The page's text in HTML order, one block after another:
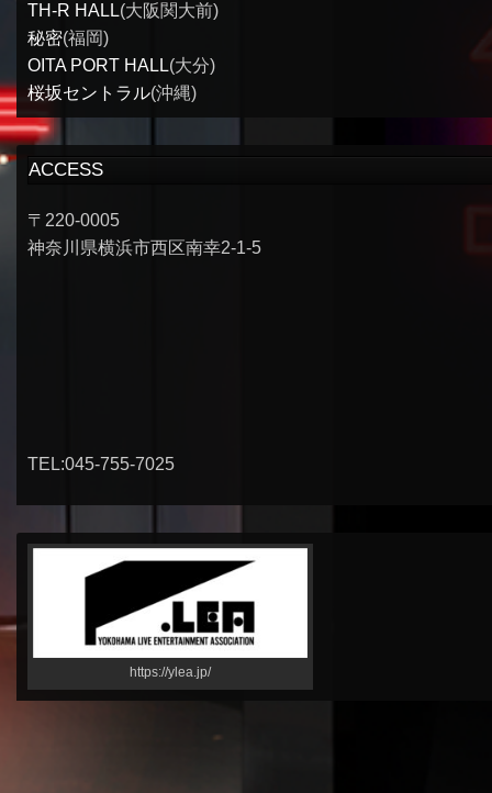
TH-R HALL(大阪関大前)
秘密(福岡)
OITA PORT HALL(大分)
桜坂セントラル(沖縄)
ACCESS
〒220-0005
神奈川県横浜市西区南幸2-1-5
TEL:045-755-7025
https://ylea.jp/